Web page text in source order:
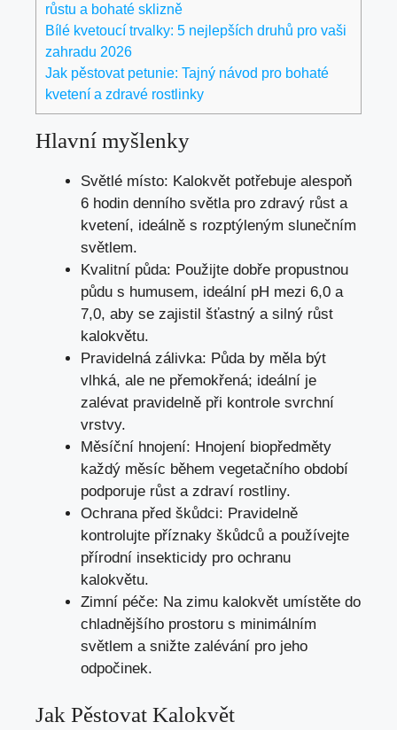
růstu a bohaté sklizně
Bílé kvetoucí trvalky: 5 nejlepších druhů pro vaši
zahradu 2026
Jak pěstovat petunie: Tajný návod pro bohaté
kvetení a zdravé rostlinky
Hlavní myšlenky
Světlé místo: Kalokvět potřebuje alespoň
6 hodin denního světla pro zdravý růst a
kvetení, ideálně s rozptýleným slunečním
světlem.
Kvalitní půda: Použijte dobře propustnou
půdu s humusem, ideální pH mezi 6,0 a
7,0, aby se zajistil šťastný a silný růst
kalokvětu.
Pravidelná zálivka: Půda by měla být
vlhká, ale ne přemokřená; ideální je
zalévat pravidelně při kontrole svrchní
vrstvy.
Měsíční hnojení: Hnojení biopředměty
každý měsíc během vegetačního období
podporuje růst a zdraví rostliny.
Ochrana před škůdci: Pravidelně
kontrolujte příznaky škůdců a používejte
přírodní insekticidy pro ochranu
kalokvětu.
Zimní péče: Na zimu kalokvět umístěte do
chladnějšího prostoru s minimálním
světlem a snižte zalévání pro jeho
odpočinek.
Jak Pěstovat Kalokvět